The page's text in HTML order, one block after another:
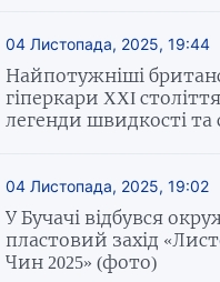
04 Листопада, 2025, 19:44
Найпотужніші
гіперкари XXI
легенди швидкості
04 Листопада, 2025, 19:02
У Бучачі відбувся
пластовий захід
Чин 2025» (фото)